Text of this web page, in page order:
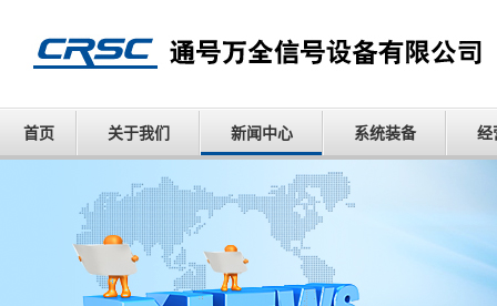
首页 关于我们 新闻中心 系统装备 经